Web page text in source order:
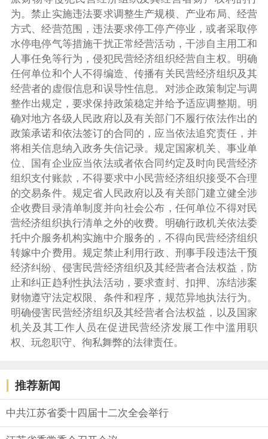
为。禁止实施违法要求调整生产规模、产业布局、经营
方式、经营范围，违法要求停工停产停业，或者采取停
水停电停气等措施干扰正常经营活动，干涉自主用工和
人事任免等行为，侵犯民营经济组织经营自主权。明确
任何单位和个人不得编造、传播有关民营经济组织及其
经营者的虚假信息和误导性信息。对涉企政策制定与调
整作出规定，要求保持政策稳定并给予适应调整期。明
确对地方各级人民政府以及有关部门不履行依法作出的
政策承诺和依法签订的合同的，应当依法追究责任，并
将相关信息纳入政务失信记录。规定国家机关、事业单
位、国有企业应当依法或者依合同约定及时向民营经济
组织支付账款，不得要求中小民营经济组织接受不合理
的交易条件。规定省人民政府以及有关部门建立健全涉
企收费目录清单制度并向社会公布，任何单位不得对民
营经济组织执行清单之外的收费。明确行政机关依法委
托中介服务机构实施中介服务的，不得向民营经济组织
转嫁中介费用。规定禁止利用行政、刑事手段违法干预
经济纠纷、侵害民营经济组织及其经营者合法权益，防
止和纠正趋利性执法活动，要求查封、扣押、冻结涉案
财物遵守法定权限、条件和程序，规范异地执法行为。
明确侵害民营经济组织及其经营者合法权益，以及国家
机关及其工作人员在促进民营经济发展工作中滥用职
权、玩忽职守、徇私舞弊的法律责任。
推荐新闻
中共江苏省委十四届十二次全会举行